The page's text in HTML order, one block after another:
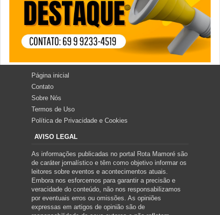
Página inicial
Contato
Sobre Nós
Termos de Uso
Política de Privacidade e Cookies
AVISO LEGAL
As informações publicadas no portal Rota Mamoré são
de caráter jornalístico e têm como objetivo informar os
leitores sobre eventos e acontecimentos atuais.
Embora nos esforcemos para garantir a precisão e
veracidade do conteúdo, não nos responsabilizamos
por eventuais erros ou omissões. As opiniões
expressas em artigos de opinião são de